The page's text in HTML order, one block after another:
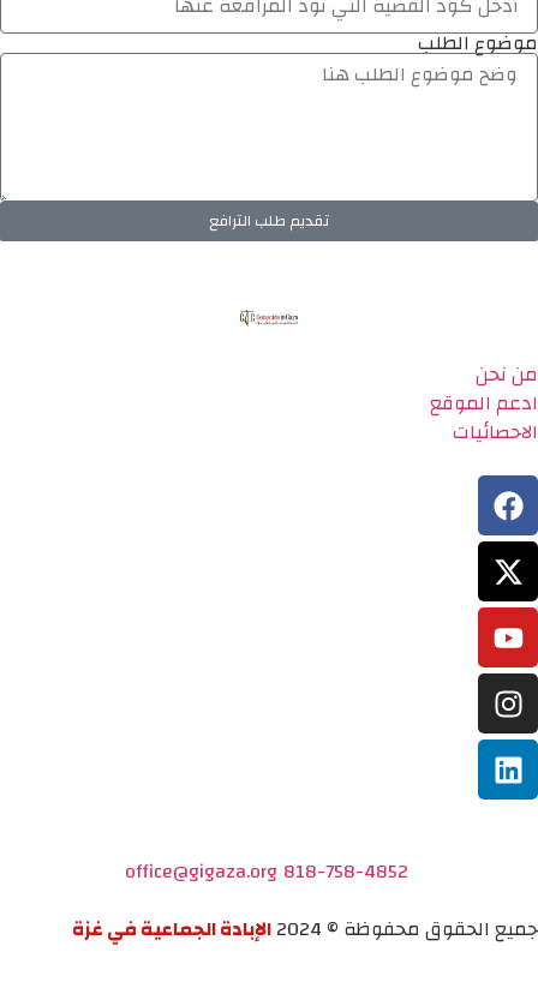
موضوع الطلب
تقديم طلب الترافع
من نحن
ادعم الموقع
الاحصائيات
818-758-4852
office@gigaza.org
جميع الحقوق محفوظة © 2024
الإبادة الجماعية في غزة